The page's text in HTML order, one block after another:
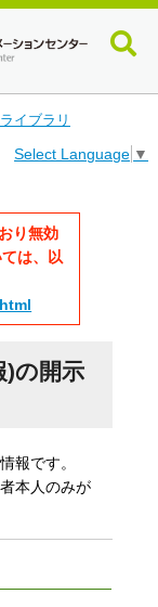
イブラリ
Select Language ▼
り無効
は、以
)の開示
報です。
本人のみが